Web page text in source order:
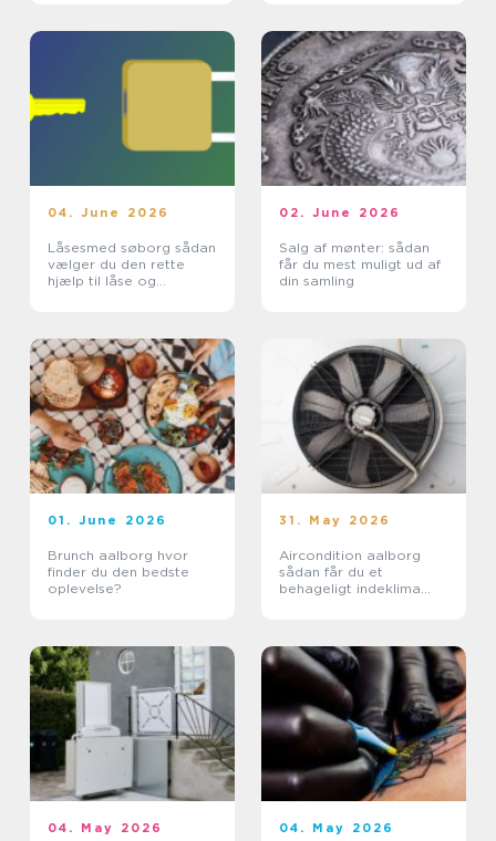
04. June 2026
Låsesmed søborg sådan
vælger du den rette
hjælp til låse og
02. June 2026
Salg af mønter: sådan
får du mest muligt ud af
din samling
01. June 2026
Brunch aalborg hvor
finder du den bedste
oplevelse?
31. May 2026
Aircondition aalborg
sådan får du et
behageligt indeklima
04. May 2026 04. May 2026